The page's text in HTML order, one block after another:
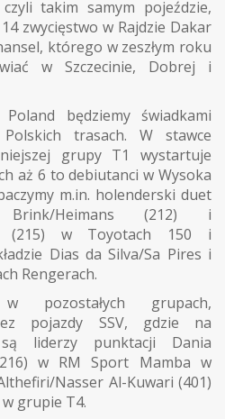
takim samym pojeździe,
zwycięstwo w Rajdzie Dakar
którego w zeszłym roku
w Szczecinie, Dobrej i
będziemy świadkami
trasach. W stawce
grupy T1 wystartuje
aż 6 to debiutanci w Wysoka
m.in. holenderski duet
Heimans (212) i
(215) w Toyotach 150 i
Dias da Silva/Sa Pires i
Rengerach.
grupach,
pojazdy SSV, gdzie na
są liderzy punktacji Dania
w RM Sport Mamba w
Nasser Al-Kuwari (401)
grupie T4.